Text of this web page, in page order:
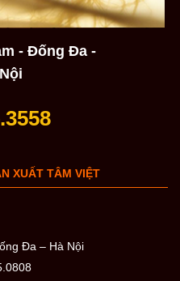
- Đống Đa -
XUẤT TÂM VIỆT
Đa – Hà Nội